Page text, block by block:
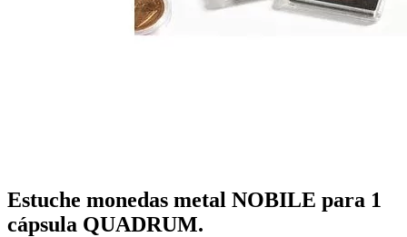
Estuche monedas metal NOBILE para 1
cápsula QUADRUM.